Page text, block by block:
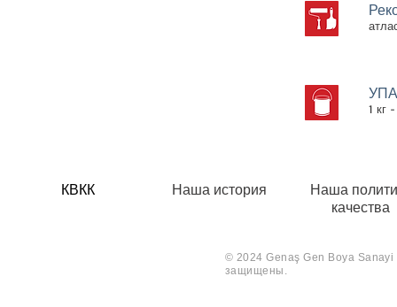
1 кг
Наша история
Наша
качества
КВКК
© 2024 Genaş Gen Boya
защищены.